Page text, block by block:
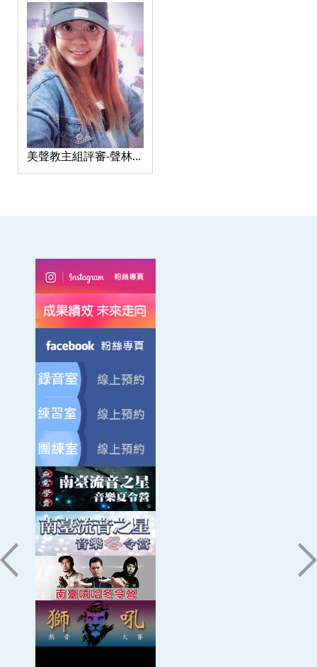
美聲教主組評審-聲林之
王-王珮馨 老師